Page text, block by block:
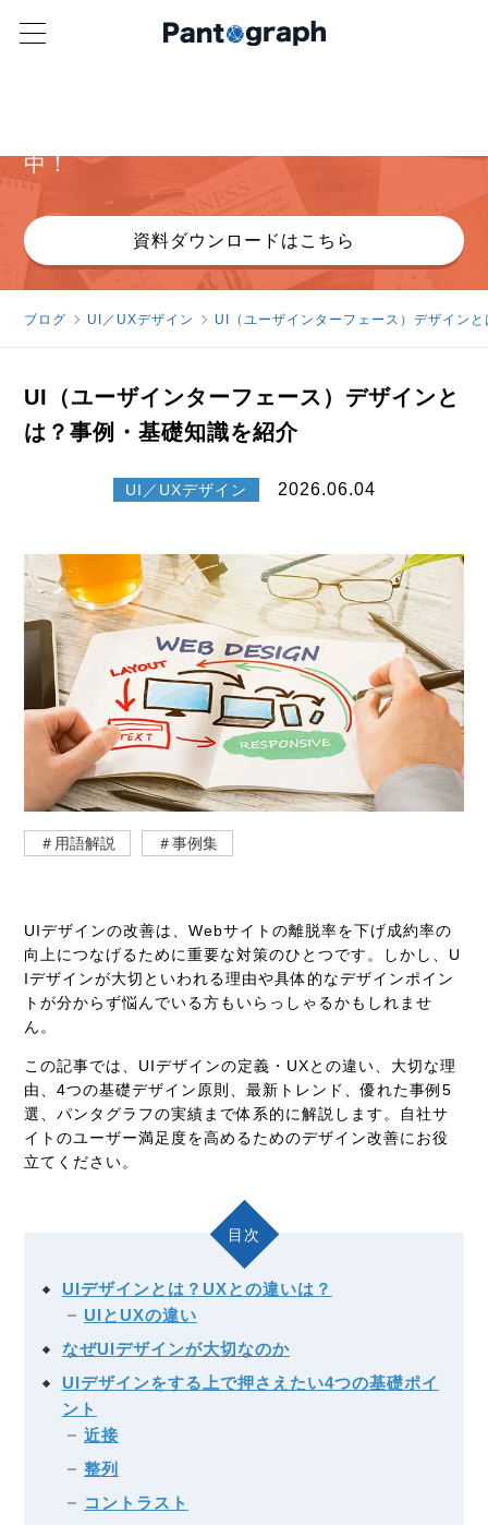
中！
資料ダウンロードはこちら
ブログ UI／UXデザイン UI（ユーザインターフェース）デザイン
UI（ユーザインターフェース）デザインと
は？事例・基礎知識を紹介
UI／UXデザイン 2026.06.04
＃用語解説 ＃事例集
UIデザインの改善は、Webサイトの離脱率を下げ成約率の
向上につなげるために重要な対策のひとつです。しかし、U
Iデザインが大切といわれる理由や具体的なデザインポイン
トが分からず悩んでいる方もいらっしゃるかもしれませ
ん。
この記事では、 UIデザインの定義・ UXとの違い、大切な理
由、4つの基礎デザイン原則、最新トレンド、優れた事例5
選、パンタグラフの実績まで体系的に解説します。自社サ
イトのユーザー満足度を高めるためのデザイン改善にお役
立てください。
目次
UIデザインとは？UXとの違いは？
UIとUXの違い
なぜUIデザインが大切なのか
UIデザインをする上で押さえたい4つの基礎ポイ
ント
近接
整列
コントラスト